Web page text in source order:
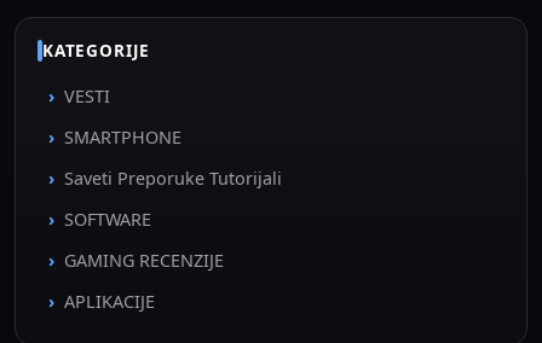
KATEGORIJE
VESTI
SMARTPHONE
Saveti Preporuke Tutorijali
SOFTWARE
GAMING RECENZIJE
APLIKACIJE